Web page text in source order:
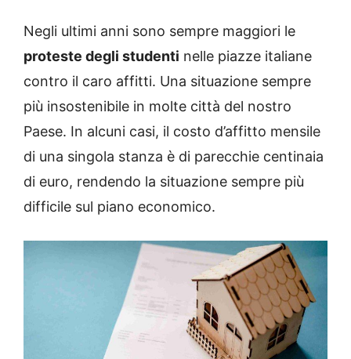
Negli ultimi anni sono sempre maggiori le
proteste degli studenti nelle piazze italiane
contro il caro affitti. Una situazione sempre
più insostenibile in molte città del nostro
Paese. In alcuni casi, il costo d’affitto mensile
di una singola stanza è di parecchie centinaia
di euro, rendendo la situazione sempre più
difficile sul piano economico.